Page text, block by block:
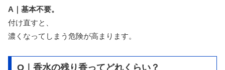
A｜基本不要。
付け直すと、
濃くなってしまう危険が高まります。
Q｜香水の残り香ってどれくらい？